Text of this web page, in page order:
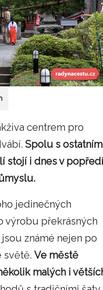
centrem pro
Spolu s
stojí i dnes v popředí
jedinečných
výrobu překrásných
známé nejen po
světě. Ve městě
malých i